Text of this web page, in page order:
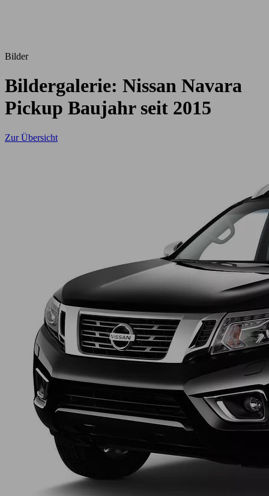
Bilder
Bildergalerie: Nissan Navara
Pickup Baujahr seit 2015
Zur Übersicht